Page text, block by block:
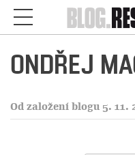
ONDŘEJ
Od založení blogu 5. 11.